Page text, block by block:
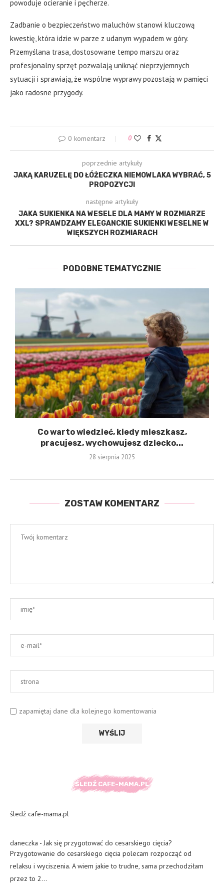
powoduje ocieranie i pęcherze.
Zadbanie o bezpieczeństwo maluchów stanowi kluczową
kwestię, która idzie w parze z udanym wypadem w góry.
Przemyślana trasa, dostosowane tempo marszu oraz
profesjonalny sprzęt pozwalają uniknąć nieprzyjemnych
sytuacji i sprawiają, że wspólne wyprawy pozostają w pamięci
jako radosne przygody.
0 komentarz 0
poprzednie artykuły
JAKĄ KARUZELĘ DO ŁÓŻECZKA NIEMOWLAKA WYBRAĆ, 5
PROPOZYCJI
następne artykuły
JAKA SUKIENKA NA WESELE DLA MAMY W ROZMIARZE
XXL? SPRAWDZAMY ELEGANCKIE SUKIENKI WESELNE W
WIĘKSZYCH ROZMIARACH
PODOBNE TEMATYCZNIE
Co warto wiedzieć, kiedy mieszkasz,
pracujesz, wychowujesz dziecko...
28 sierpnia 2025
ZOSTAW KOMENTARZ
zapamiętaj dane dla kolejnego komentowania
ŚLEDŹ CAFE-MAMA.PL
śledź cafe-mama.pl
daneczka - Jak się przygotować do cesarskiego cięcia?
Przygotowanie do cesarskiego cięcia polecam rozpocząć od
relaksu i wyciszenia. A wiem jakie to trudne, sama przechodziłam
przez to 2…